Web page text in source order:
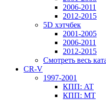
2006-2011
2012-2015
5D хэтчбек
2001-2005
2006-2011
2012-2015
Смотреть весь
CR-V
1997-2001
КПП: AT
КПП: MT